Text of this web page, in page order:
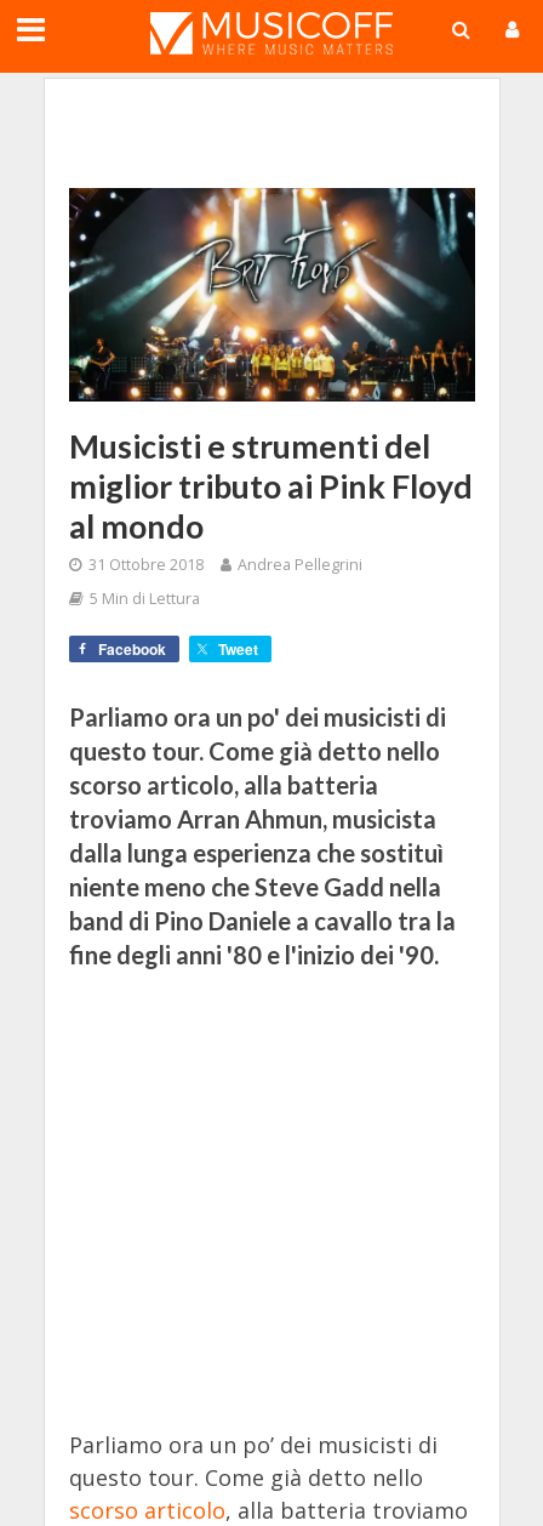
Musicisti e strumenti del
miglior tributo ai Pink Floyd
al mondo
31 Ottobre 2018
Andrea Pellegrini
5 Min di Lettura
Facebook Tweet
Parliamo ora un po' dei musicisti di
questo tour. Come già detto nello
scorso articolo, alla batteria
troviamo Arran Ahmun, musicista
dalla lunga esperienza che sostituì
niente meno che Steve Gadd nella
band di Pino Daniele a cavallo tra la
fine degli anni '80 e l'inizio dei '90.
Parliamo ora un po’ dei musicisti di
questo tour. Come già detto nello
scorso articolo, alla batteria troviamo